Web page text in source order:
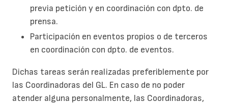
previa petición y en coordinación con dpto. de
prensa.
Participación en eventos propios o de terceros
en coordinación con dpto. de eventos.
Dichas tareas serán realizadas preferiblemente por
las Coordinadoras del GL. En caso de no poder
atender alguna personalmente, las Coordinadoras,